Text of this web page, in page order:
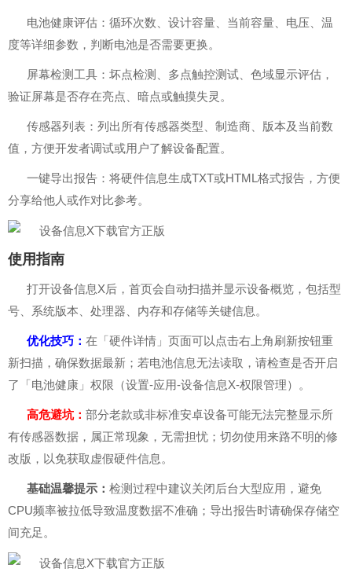
电池健康评估：循环次数、设计容量、当前容量、电压、温
度等详细参数，判断电池是否需要更换。
屏幕检测工具：坏点检测、多点触控测试、色域显示评估，
验证屏幕是否存在亮点、暗点或触摸失灵。
传感器列表：列出所有传感器类型、制造商、版本及当前数
值，方便开发者调试或用户了解设备配置。
一键导出报告：将硬件信息生成TXT或HTML格式报告，方便
分享给他人或作对比参考。
使用指南
打开设备信息X后，首页会自动扫描并显示设备概览，包括型
号、系统版本、处理器、内存和存储等关键信息。
优化技巧： 在「硬件详情」页面可以点击右上角刷新按钮重
新扫描，确保数据最新；若电池信息无法读取，请检查是否开启
了「电池健康」权限（设置-应用-设备信息X-权限管理）。
高危避坑： 部分老款或非标准安卓设备可能无法完整显示所
有传感器数据，属正常现象，无需担忧；切勿使用来路不明的修
改版，以免获取虚假硬件信息。
基础温馨提示： 检测过程中建议关闭后台大型应用，避免
CPU频率被拉低导致温度数据不准确；导出报告时请确保存储空
间充足。